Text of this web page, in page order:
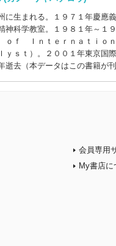
に生まれる。１９７１年慶應
神科学教室。１９８１年～１
ｏｆ Ｉｎｔｅｒｎａｔｉｏ
ｙｓｔ）。２００１年東京国
逝去（本データはこの書籍が
会員専用
My書店に